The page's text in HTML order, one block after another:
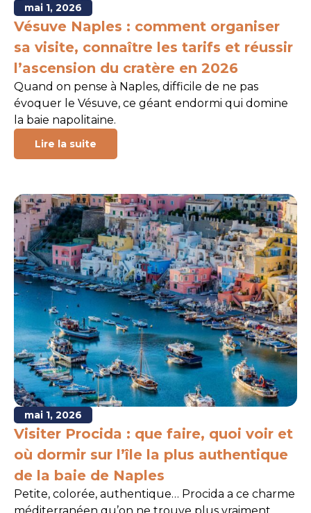
mai 1, 2026
Vésuve Naples : comment organiser
sa visite, connaître les tarifs et réussir
l’ascension du cratère en 2026
Quand on pense à Naples, difficile de ne pas
évoquer le Vésuve, ce géant endormi qui domine
la baie napolitaine.
Lire la suite
mai 1, 2026
Visiter Procida : que faire, quoi voir et
où dormir sur l’île la plus authentique
de la baie de Naples
Petite, colorée, authentique… Procida a ce charme